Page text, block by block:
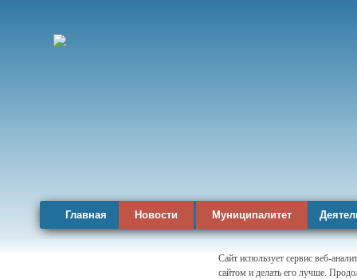
Главная Новости Муниципалитет
Сайт использует сервис веб-
сайтом и делать его лучше.